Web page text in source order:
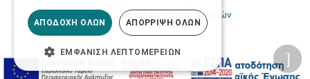
Πολιτική Ασφάλειας Πληροφοριών
ΑΠΟΔΟΧΉ ΌΛΩΝ ΑΠΌΡΡΙΨΗ ΌΛΩΝ
ΕΜΦΆΝΙΣΗ ΛΕΠΤΟΜΕΡΕΙΏΝ